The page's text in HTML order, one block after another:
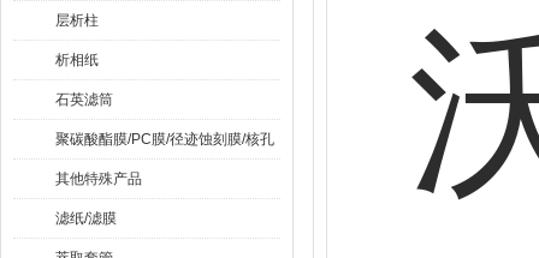
层析柱
析相纸
石英滤筒
聚碳酸酯膜/PC膜/径迹蚀刻膜/核孔
膜
其他特殊产品
滤纸/滤膜